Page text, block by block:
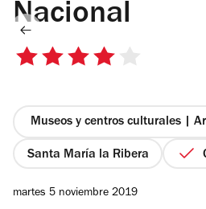
Nacional
4
estrellas
Museos y centros culturales |
Santa María la Ribera
martes 5 noviembre 2019